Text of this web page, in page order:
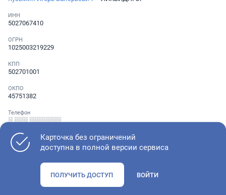
ИНН
5027067410
ОГРН
1025003219229
КПП
502701001
ОКПО
45751382
Телефон
░ ░░░ ░░░░░░░
Проверьте учредительные документы, адрес регистрации и
Карточка без ограничений
доступна в полной версии сервиса
ПОЛУЧИТЬ ДОСТУП ВОЙТИ